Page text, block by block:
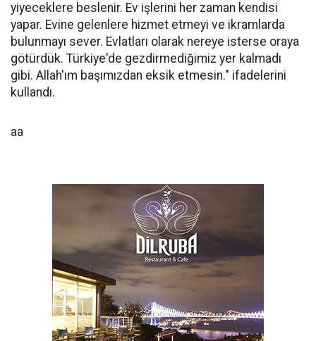
yiyeceklere beslenir. Ev işlerini her zaman kendisi
yapar. Evine gelenlere hizmet etmeyi ve ikramlarda
bulunmayı sever. Evlatları olarak nereye isterse oraya
götürdük. Türkiye'de gezdirmediğimiz yer kalmadı
gibi. Allah'ım başımızdan eksik etmesin." ifadelerini
kullandı.
aa